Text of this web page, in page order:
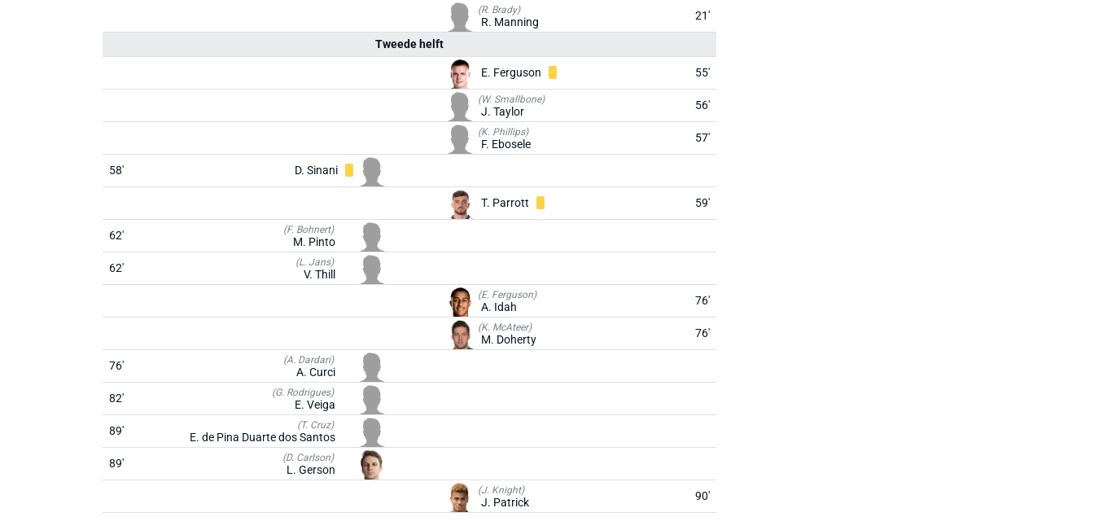
(R. Brady)
R. Manning 21'
Tweede helft
E. Ferguson 55'
(W. Smallbone)
J. Taylor 56'
(K. Phillips)
F. Ebosele 57'
58' D. Sinani
T. Parrott 59'
62' (F. Bohnert)
M. Pinto
62'
(L. Jans)
V. Thill
(E. Ferguson)
A. Idah 76'
(K. McAteer)
M. Doherty 76'
76' (A. Dardari)
A. Curci
82'
(G. Rodrigues)
E. Veiga
89'
(T. Cruz)
E. de Pina Duarte dos Santos
89'
(D. Carlson)
L. Gerson
(J. Knight)
J. Patrick 90'